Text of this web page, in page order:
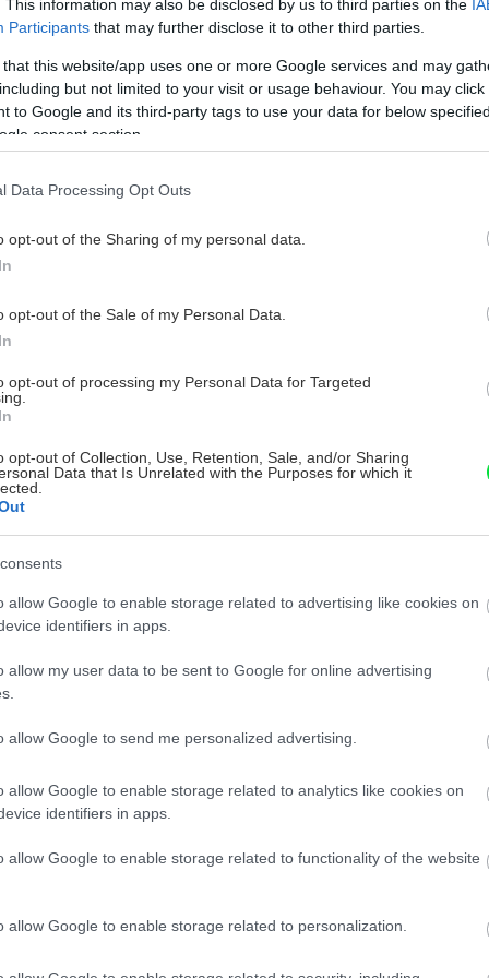
This information may also be disclosed by us to third parties on the
Participants that may further disclose it to other third parties.
that this website/app uses one or more Google services and may
but not limited to your visit or usage behaviour. You may
to Google and its third-party tags to use your data for below
consent section.
Data Processing Opt Outs
opt-out of the Sharing of my personal data.
opt-out of the Sale of my Personal Data.
opt-out of processing my Personal Data for Targeted
opt-out of Collection, Use, Retention, Sale, and/or Sharing
Data that Is Unrelated with the Purposes for which it
allow Google to enable storage related to advertising like cookies on
identifiers in apps.
allow my user data to be sent to Google for online advertising
allow Google to send me personalized advertising.
allow Google to enable storage related to analytics like cookies on
identifiers in apps.
allow Google to enable storage related to functionality of the website
allow Google to enable storage related to personalization.
tehál Porotherm a škridiel značky
späť.|Zdroj: Wienerberger
cenovú ponuku nepotrebuje. Stačí
a vyplniť na stránke výrobcu online
o kúpe. Po splnení požiadaviek
eur.
cashback